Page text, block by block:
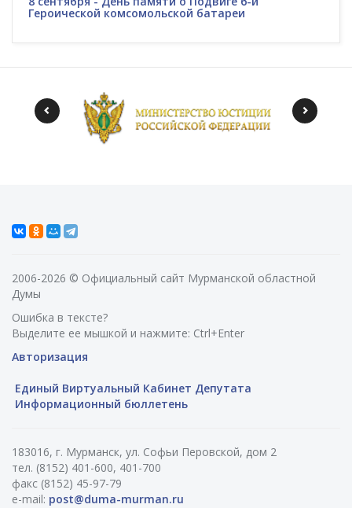
Героической комсомольской батареи
2006-2026 © Официальный сайт Мурманской областной
Думы
Ошибка в тексте?
Выделите ее мышкой и нажмите: Ctrl+Enter
Авторизация
Единый Виртуальный Кабинет Депутата
Информационный бюллетень
183016, г. Мурманск, ул. Софьи Перовской, дом 2
тел. (8152) 401-600, 401-700
факс (8152) 45-97-79
e-mail: post@duma-murman.ru